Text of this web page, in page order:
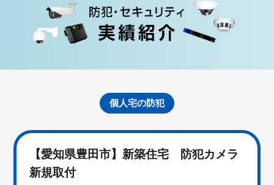
個人宅の防犯
【愛知県豊田市】新築住宅 防犯カメラ
新規取付